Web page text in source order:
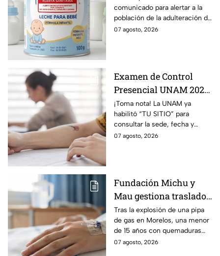
es y cómo identificarla?
comunicado para alertar a la
población de la adulteración de
una leche para bebé.
07 agosto, 2026
Examen de Control
Presencial UNAM 2026:
consulta aquí tu sede,
fecha y horario
¡Toma nota! La UNAM ya
habilitó “TU SITIO” para
consultar la sede, fecha y
horario del Examen Control
07 agosto, 2026
Fundación Michu y
Mau gestiona traslado
a Texas de adolescente
herida en explosión de
una pipa de gas en
Morelos
Tras la explosión de una pipa
de gas en Morelos, una menor
de 15 años con quemaduras
graves será trasladada a
07 agosto, 2026